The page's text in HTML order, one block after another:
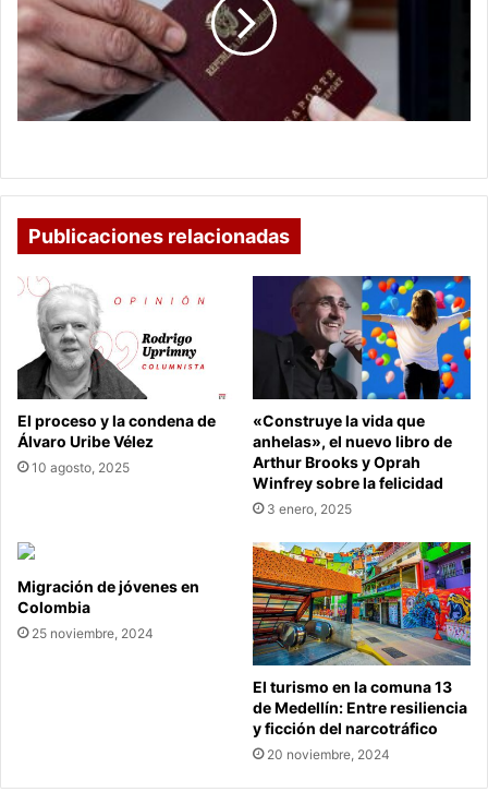
Cundinamarca
-
CAR-
de
Boyacá
Publicaciones relacionadas
El proceso y la condena de
Álvaro Uribe Vélez
10 agosto, 2025
«Construye la vida que
anhelas», el nuevo libro de
Arthur Brooks y Oprah
Winfrey sobre la felicidad
3 enero, 2025
Migración de jóvenes en
Colombia
25 noviembre, 2024
El turismo en la comuna 13
de Medellín: Entre resiliencia
y ficción del narcotráfico
20 noviembre, 2024